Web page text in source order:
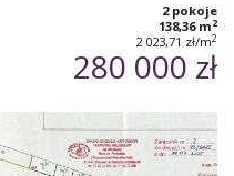
2 pokoje
138,36 m2
2 023,71 zł/m2
280 000 zł